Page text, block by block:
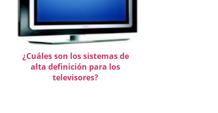
¿Cuáles son los sistemas de
alta definición para los
televisores?